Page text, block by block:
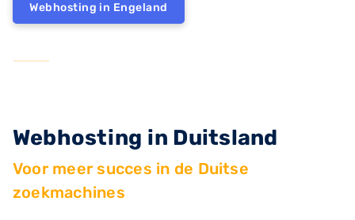
Webhosting in Engeland
Webhosting in Duitsland
Voor meer succes in de Duitse
zoekmachines